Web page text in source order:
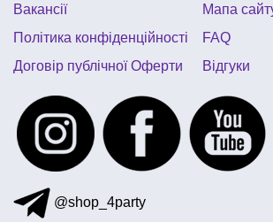
Вакансії
Політика конфіденційності
Договір публічної Оферти
Мапа
FAQ
Відгуки
@shop_4party